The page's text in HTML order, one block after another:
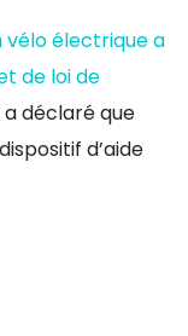
vélo électrique a
de loi de
déclaré que
d’aide